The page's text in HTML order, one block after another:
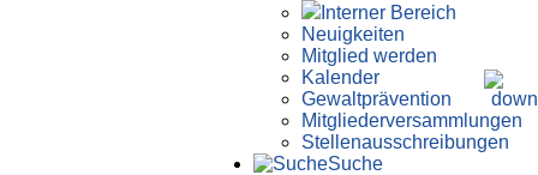
Interner Bereich
Neuigkeiten
Mitglied werden
Kalender
Gewaltprävention
Mitglieder­versammlungen
Stellen­aus­schrei­bungen
Suche